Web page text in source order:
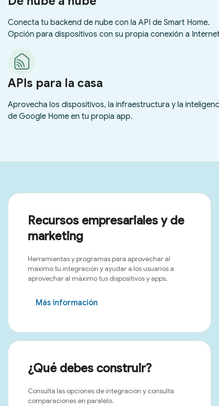
Recursos empresariales y de
marketing
Herramientas y programas para aprovechar al
máximo tu integración y ayudar a los usuarios a
aprovechar al máximo tus dispositivos y apps.
Más información
¿Qué debes construir?
Consulta las opciones de integración y consulta
comparaciones en paralelo.